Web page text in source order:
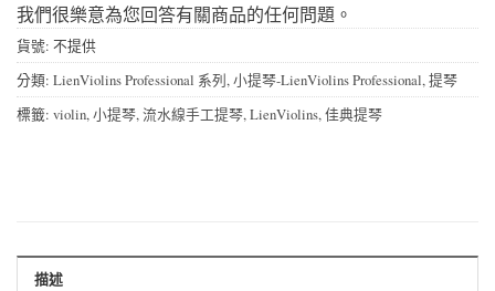
我們很樂意為您回答有關商品的任何問題。
貨號: 不提供
分類: LienViolins Professional 系列,小提琴-LienViolins Professional,提琴
標籤: violin,小提琴,流水線手工提琴,LienViolins,佳典提琴
描述